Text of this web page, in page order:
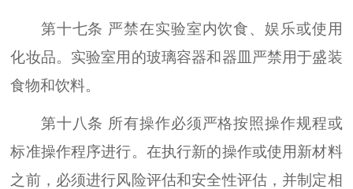
第十七条 严禁在实验室内饮食、娱乐或使用
化妆品。实验室用的玻璃容器和器皿严禁用于盛装
食物和饮料。
第十八条 所有操作必须严格按照操作规程或
标准操作程序进行。在执行新的操作或使用新材料
之前，必须进行风险评估和安全性评估，并制定相